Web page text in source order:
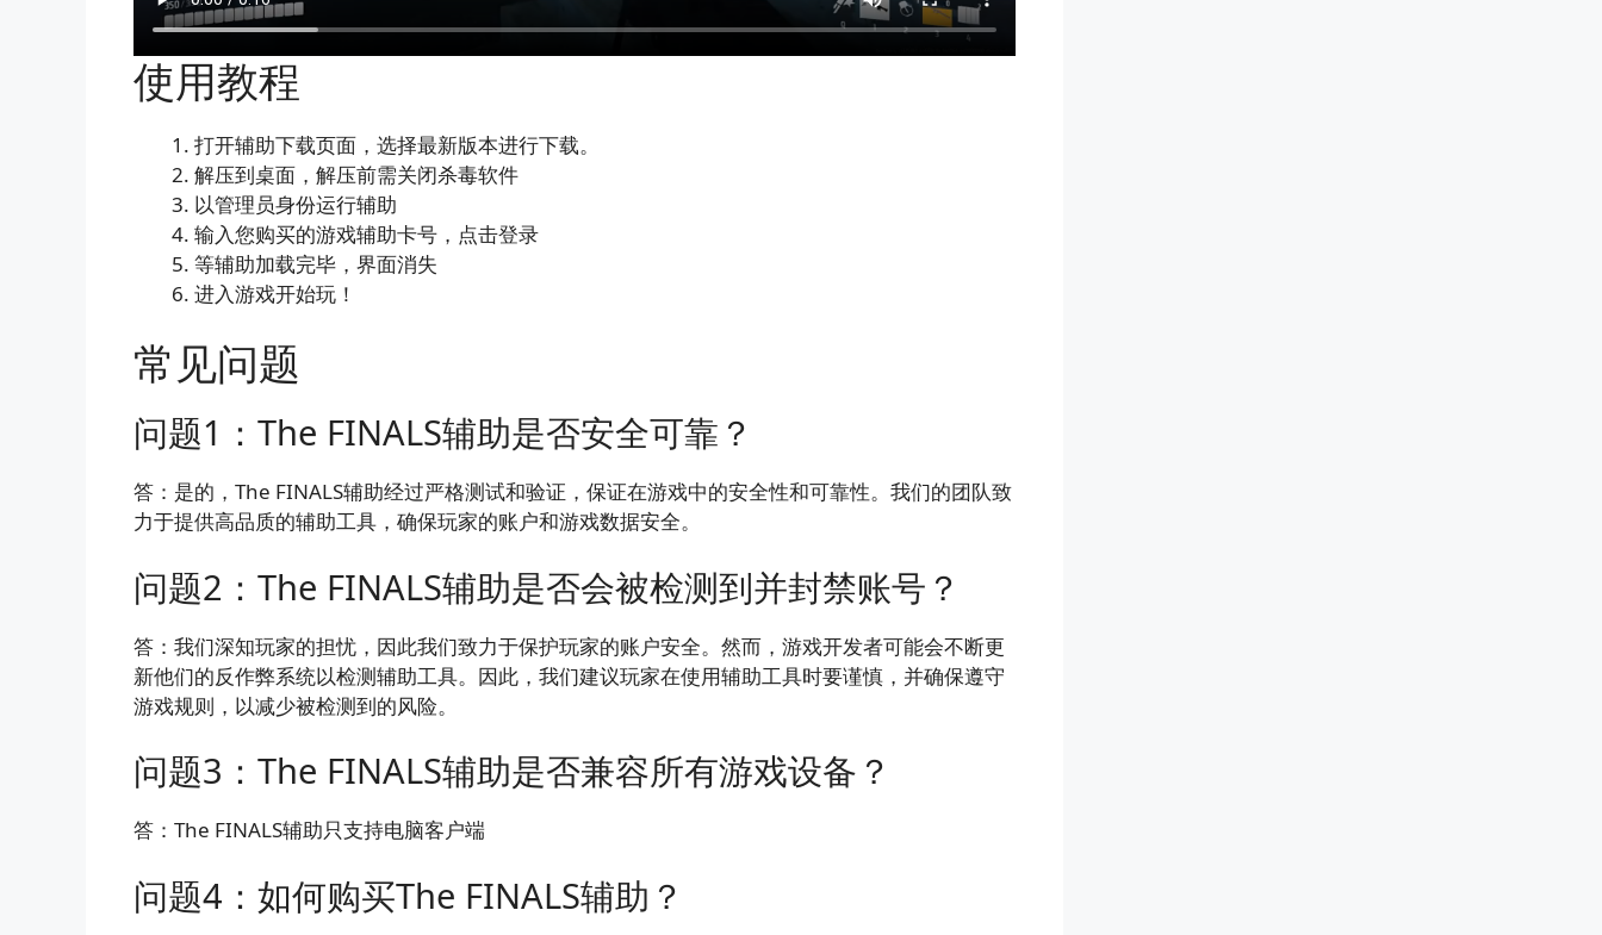
使用教程
打开辅助下载页面，选择最新版本进行下载。
解压到桌面，解压前需关闭杀毒软件
以管理员身份运行辅助
输入您购买的游戏辅助卡号，点击登录
等辅助加载完毕，界面消失
进入游戏开始玩！
常见问题
问题1：The FINALS辅助是否安全可靠？
答：是的，The FINALS辅助经过严格测试和验证，保证在游戏中的安全性和可靠性。我们的团队致
力于提供高品质的辅助工具，确保玩家的账户和游戏数据安全。
问题2：The FINALS辅助是否会被检测到并封禁账号？
答：我们深知玩家的担忧，因此我们致力于保护玩家的账户安全。然而，游戏开发者可能会不断更
新他们的反作弊系统以检测辅助工具。因此，我们建议玩家在使用辅助工具时要谨慎，并确保遵守
游戏规则，以减少被检测到的风险。
问题3：The FINALS辅助是否兼容所有游戏设备？
答：The FINALS辅助只支持电脑客户端
问题4：如何购买The FINALS辅助？